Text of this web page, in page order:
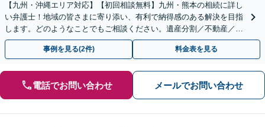
【九州・沖縄エリア対応】【初回相談無料】九州・熊本の相続に詳し
い弁護士！地域の皆さまに寄り添い、有利で納得感のある解決を目指
します。どのようなことでもご相談ください。遺産分割／不動産／遺
言書／使い込み／寄与分／遺留分／相続放棄【完全個室】
事例を見る(2件) 料金表を見る
電話でお問い合わせ メールでお問い合わせ